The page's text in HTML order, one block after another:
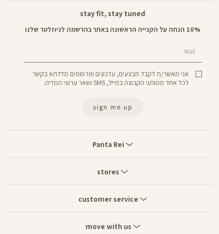
Rei
Panta Rei
stores
with
service
customer service
stay fit, stay tuned
10% הנחה על הקנייה הראשונה באתר בהרשמה לניוזלטר שלנו
Mail
אני מאשר/ת לקבל מבצעים, עדכונים ופרסומים מדלתא בקשר
לכל אחד ממותגי הקבוצה במייל, SMS ושאר ערוצי המדיה.
sign me up